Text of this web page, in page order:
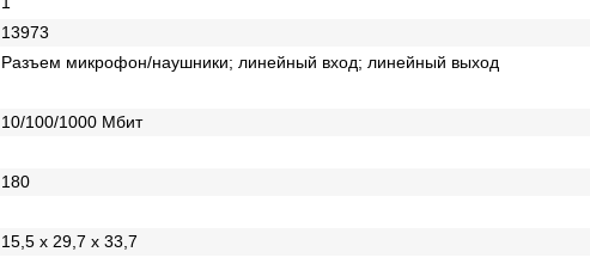
13973
Разъем микрофон/наушники; линейный вход; линейный выход
10/100/1000 Mбит
180
15,5 x 29,7 x 33,7